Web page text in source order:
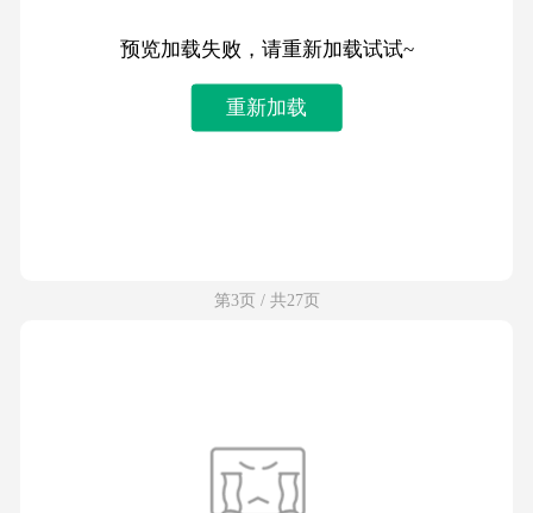
预览加载失败，请重新加载试试~
重新加载
第3页 / 共27页